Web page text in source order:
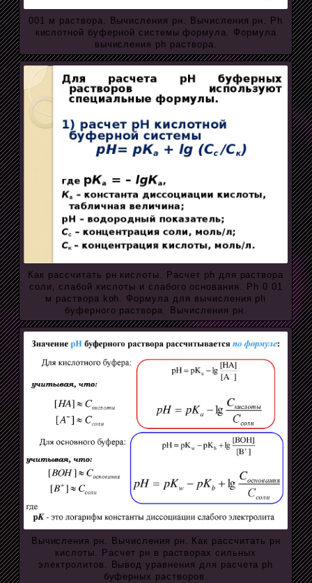
001 м раствора. Вычисления рн. Вычисления рн. Ph
кислотной буферной системы формула. Формула
вычисления ph раствора.
Как рассчитать рн кислоты. Расчет ph для раствора
соли, слабой кислоты и слабого основания. Ph 0 01
м раствора koh. Формула для вычисления ph
буферного раствора. Вычисления рн.
Вычисления рн. Вычисления рн. Как рассчитать рн
кислоты. Расчет рн в растворах сильных
электролитов. Вывод уравнения для расчета ph
буферных растворов.